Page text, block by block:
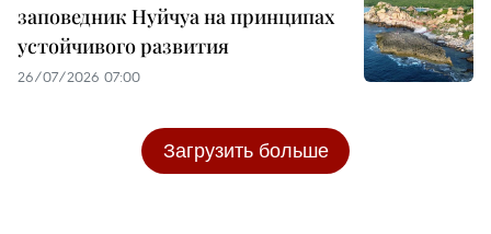
заповедник Нуйчуа на принципах
устойчивого развития
26/07/2026 07:00
Загрузить больше